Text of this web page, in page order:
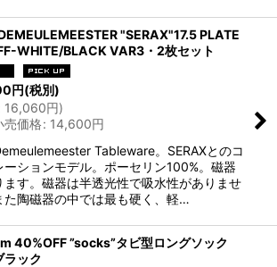
"SERAX"17.5 PLATE
WHITE/BLACK VAR3・2枚セット
円(税別)
16,060円)
売価格: 14,600円
Tableware。SERAXとのコ
ーションモデル。ポーセリン100%。磁器
ます。磁器は半透光性で吸水性がありませ
た陶磁器の中では最も硬く、軽…
40%OFF ”socks”タビ型ロングソック
ラック